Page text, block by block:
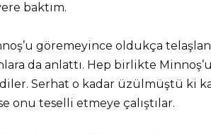
baktım.
göremeyince oldukça
da anlattı. Hep birlikte
Serhat o kadar üzülmüştü ki
onu teselli etmeye çalıştılar.